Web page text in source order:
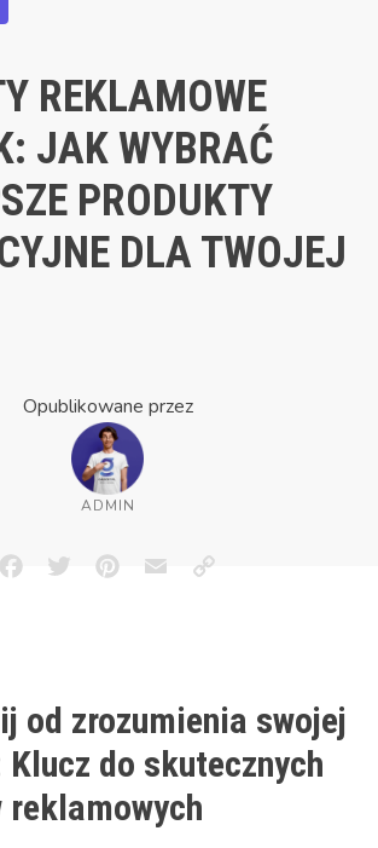
REKLAMOWE
JAK WYBRAĆ
PRODUKTY
DLA TWOJEJ
Opublikowane przez
ADMIN
FacebookTwitterPinterestEmailCopy
od zrozumienia swojej
do skutecznych
reklamowych